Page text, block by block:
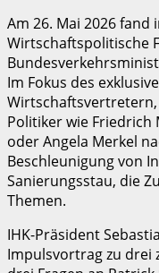
Am 26. Mai 2026 fand
Wirtschaftspolitische
Im Fokus des
Politiker wie Friedrich
oder Angela Merkel
Beschleunigung von
Sanierungsstau, die
Themen.
IHK-Präsident
Impulsvortrag zu drei